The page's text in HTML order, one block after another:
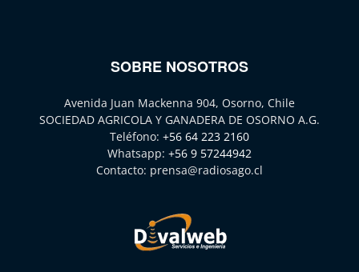
SOBRE NOSOTROS
Avenida Juan Mackenna 904, Osorno, Chile
SOCIEDAD AGRICOLA Y GANADERA DE OSORNO A.G.
Teléfono: +56 64 223 2160
Whatsapp: +56 9 57244942
Contacto: prensa@radiosago.cl